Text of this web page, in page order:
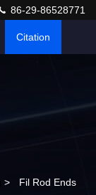
86-29-86528771
Citation
> Fil Rod Ends